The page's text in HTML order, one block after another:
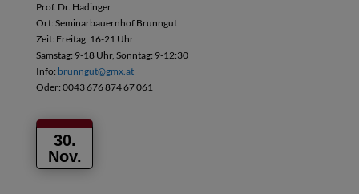
Prof. Dr. Hadinger
Ort: Seminarbauernhof Brunngut
Zeit: Freitag: 16-21 Uhr
Samstag: 9-18 Uhr, Sonntag: 9-12:30
Info: brunngut@gmx.at
Oder: 0043 676 874 67 061
30.
Nov.